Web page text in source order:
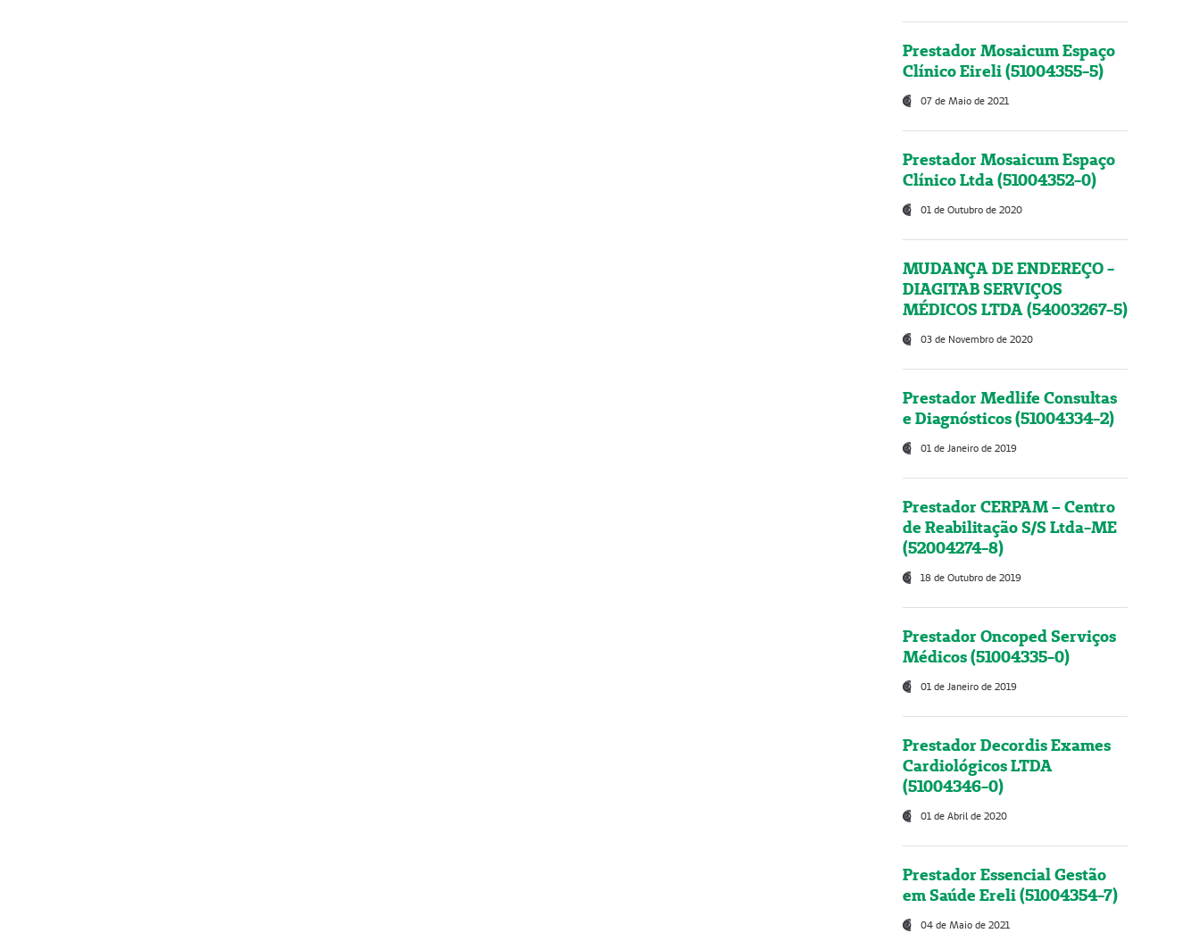
Prestador Mosaicum Espaço
Clínico Eireli (51004355-5)
07 de Maio de 2021
Prestador Mosaicum Espaço
Clínico Ltda (51004352-0)
01 de Outubro de 2020
MUDANÇA DE ENDEREÇO -
DIAGITAB SERVIÇOS
MÉDICOS LTDA (54003267-5)
03 de Novembro de 2020
Prestador Medlife Consultas
e Diagnósticos (51004334-2)
01 de Janeiro de 2019
Prestador CERPAM – Centro
de Reabilitação S/S Ltda-ME
(52004274-8)
18 de Outubro de 2019
Prestador Oncoped Serviços
Médicos (51004335-0)
01 de Janeiro de 2019
Prestador Decordis Exames
Cardiológicos LTDA
(51004346-0)
01 de Abril de 2020
Prestador Essencial Gestão
em Saúde Ereli (51004354-7)
04 de Maio de 2021